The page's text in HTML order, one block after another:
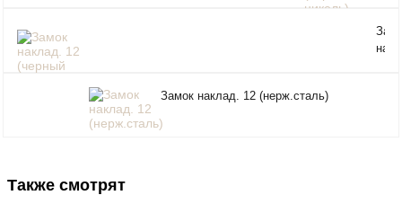
Замок наклад. 12 (нерж.сталь)
Также смотрят